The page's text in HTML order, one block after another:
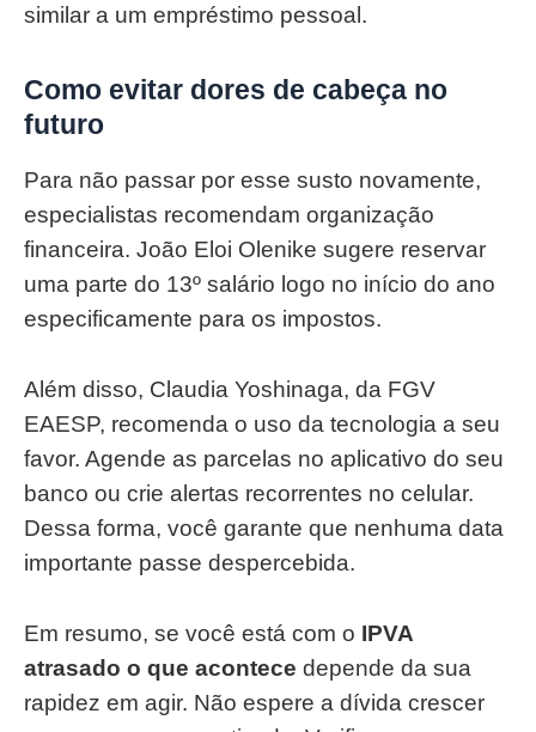
similar a um empréstimo pessoal.
Como evitar dores de cabeça no
futuro
Para não passar por esse susto novamente,
especialistas recomendam organização
financeira. João Eloi Olenike sugere reservar
uma parte do 13º salário logo no início do ano
especificamente para os impostos.
Além disso, Claudia Yoshinaga, da FGV
EAESP, recomenda o uso da tecnologia a seu
favor. Agende as parcelas no aplicativo do seu
banco ou crie alertas recorrentes no celular.
Dessa forma, você garante que nenhuma data
importante passe despercebida.
Em resumo, se você está com o IPVA
atrasado o que acontece depende da sua
rapidez em agir. Não espere a dívida crescer